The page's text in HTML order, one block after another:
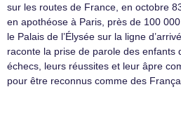
sur les routes de France, en octobre
en apothéose à Paris, près de 100
le Palais de l’Élysée sur la ligne
raconte la prise de parole des enfants
échecs, leurs réussites et leur âpre
pour être reconnus comme des